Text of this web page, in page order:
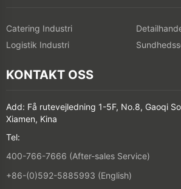
Catering Industri
Logistik Industri
KONTAKT OSS
Add: Få rutevejledning 1-5F, No.8, Gaoqi
Xiamen, Kina
Tel:
400-766-7666 (After-sales Service)
+86-(0)592-5885993 (English)